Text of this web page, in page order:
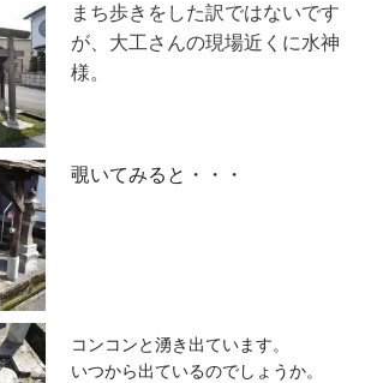
まち歩きをした訳ではないです
が、大工さんの現場近くに水神
様。
覗いてみると・・・
コンコンと湧き出ています。
いつから出ているのでしょうか。